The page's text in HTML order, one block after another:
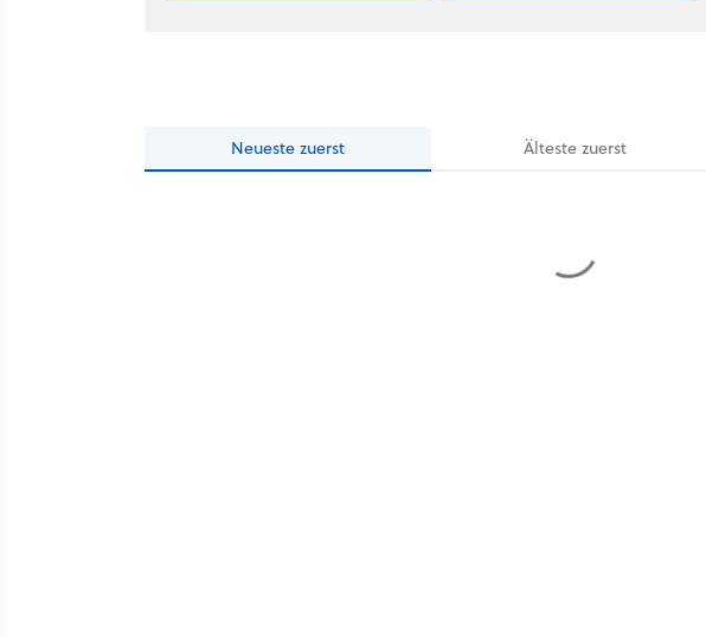
Neueste zuerst Ältestezuerst